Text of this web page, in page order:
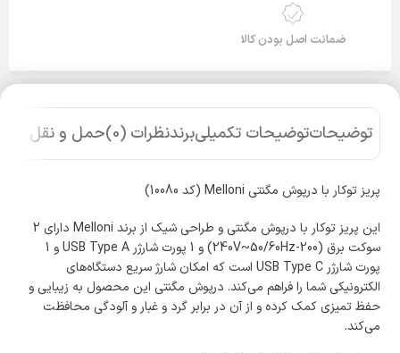
ضمانت اصل بودن کالا
توضیحاتتوضیحات تکمیلیبرندنظرات (0) حمل و نقل کالا
پریز توکار با درپوش مگنتی Melloni (کد 10080)
این پریز توکار با درپوش مگنتی و طراحی شیک از برند Melloni دارای 2
سوکت برق (200-240V~50/60Hz) و 1 پورت شارژر USB Type A و 1
پورت شارژر USB Type C است که امکان شارژ سریع دستگاه‌های
الکترونیکی شما را فراهم می‌کند. درپوش مگنتی این محصول به زیبایی و
حفظ تمیزی کمک کرده و از آن در برابر گرد و غبار و آلودگی محافظت
می‌کند.